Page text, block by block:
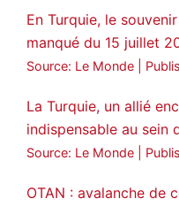
En Turquie, le
manqué du 15 juillet
Source: Le Monde
La Turquie, un allié
indispensable au sein
Source: Le Monde
OTAN : avalanche de